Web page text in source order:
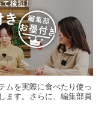
ムを実際に食べたり使っ
ます。さらに、編集部員